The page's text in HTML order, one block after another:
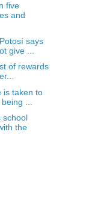
five
and
says
give ...
of rewards
is taken to
...
school
the